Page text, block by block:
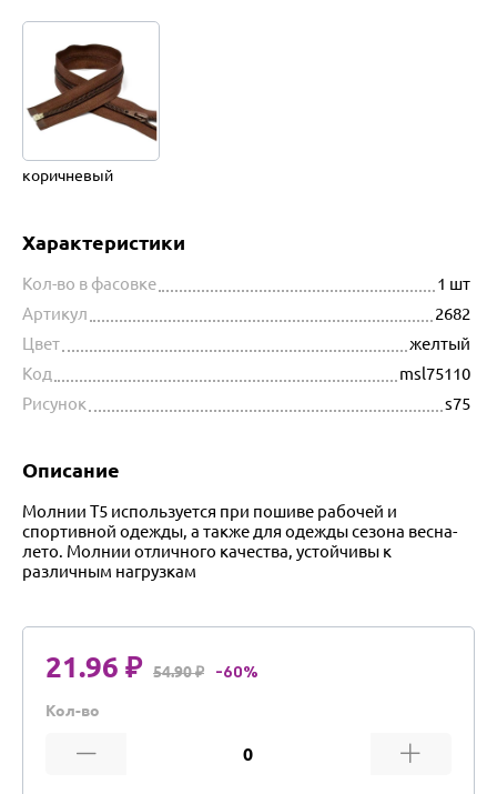
коричневый
Характеристики
Кол-во в фасовке
1 шт
Артикул
2682
Цвет
желтый
Код
msl75110
Рисунок
s75
Описание
Молнии Т5 используется при пошиве рабочей и
спортивной одежды, а также для одежды сезона весна-
лето. Молнии отличного качества, устойчивы к
различным нагрузкам
21.96 ₽ 54.90 ₽ -60%
Кол-во